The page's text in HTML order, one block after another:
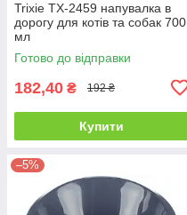
Trixie TX-2459 напувалка в
дорогу для котів та собак 700
мл
Готово до відправки
182,40 ₴ 192 ₴
Купити
–5%